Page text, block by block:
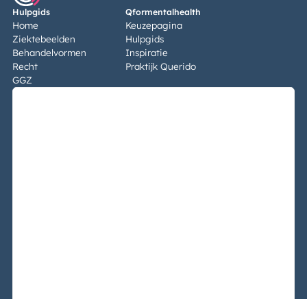
Hulpgids
Home
Ziektebeelden
Behandelvormen
Recht
GGZ
Qformentalhealth
Keuzepagina
Hulpgids
Inspiratie
Praktijk Querido